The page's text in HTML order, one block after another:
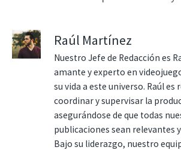
Raúl Martínez
Nuestro Jefe de Redacción es
amante y experto en
su vida a este universo. Raúl es
coordinar y supervisar la
asegurándose de que todas
publicaciones sean relevantes
Bajo su liderazgo, nuestro